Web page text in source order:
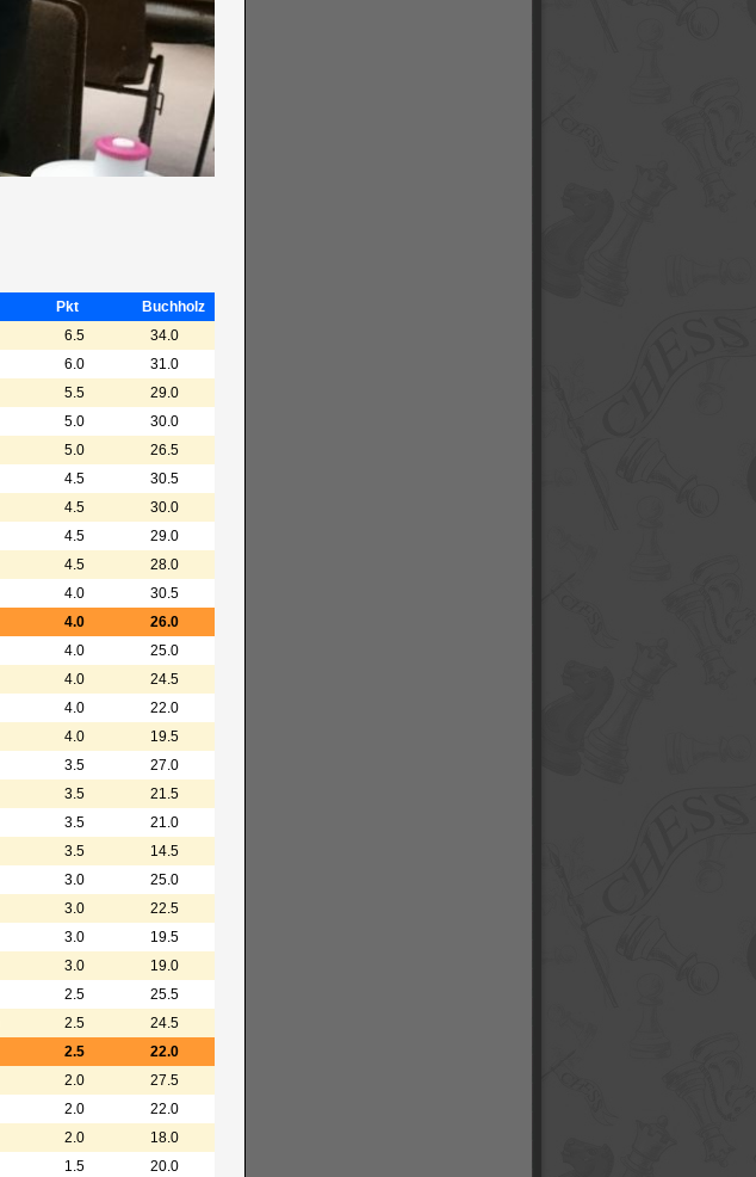
Pkt
Buchholz
6.5
34.0
6.0
31.0
5.5
29.0
5.0
30.0
5.0
26.5
4.5
30.5
4.5
30.0
4.5
29.0
4.5
28.0
4.0
30.5
4.0
26.0
4.0
25.0
4.0
24.5
4.0
22.0
4.0
19.5
3.5
27.0
3.5
21.5
3.5
21.0
3.5
14.5
3.0
25.0
3.0
22.5
3.0
19.5
3.0
19.0
2.5
25.5
2.5
24.5
2.5
22.0
2.0
27.5
2.0
22.0
2.0
18.0
1.5
20.0